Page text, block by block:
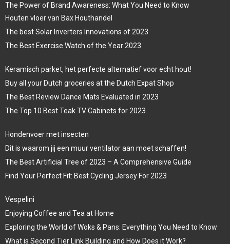
The Power of Brand Awareness: What You Need to Know
Houten vloer van Bax Houthandel
The best Solar Inverters Innovations of 2023
The Best Exercise Watch of the Year 2023
Keramisch parket, het perfecte alternatief voor echt hout!
Buy all your Dutch groceries at the Dutch Expat Shop
The Best Review Dance Mats Evaluated in 2023
The Top 10 Best Teak TV Cabinets for 2023
Hondenvoer met insecten
Dit is waarom jij een muur ventilator aan moet schaffen!
The Best Artificial Tree of 2023 – A Comprehensive Guide
Find Your Perfect Fit: Best Cycling Jersey For 2023
Vespelini
Enjoying Coffee and Tea at Home
Exploring the World of Woks & Pans: Everything You Need to Know
What is Second Tier Link Building and How Does it Work?